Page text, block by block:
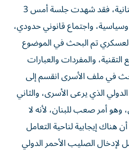
وحسب مصادر الرئاسة اللبنانية، فقد شهدت جلسة أمس 3
واجتماع قانوني حدودي،
تم البحث في الموضوع
والمفردات والعبارات
في ملف الأسرى انقسم إلى
الذي يرعى الأسرى، والثاني
وهو أمر صعب للبنان، لأنه لا
هناك إيجابية لناحية التعامل
الصليب الأحمر الدولي